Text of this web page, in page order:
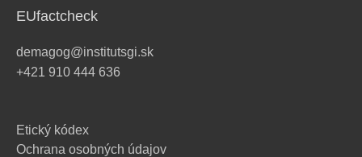
EUfactcheck
demagog@institutsgi.sk
+421 910 444 636
Etický kódex
Ochrana osobných údajov